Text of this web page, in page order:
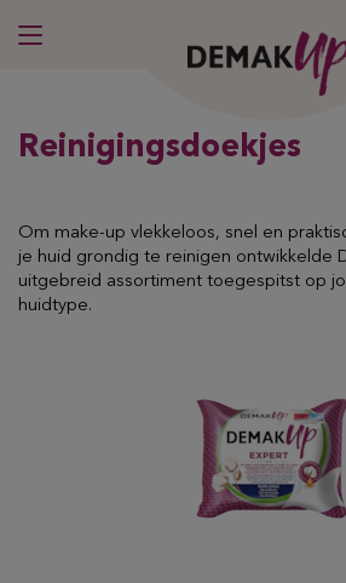
Reinigingsdoekjes
Om make-up vlekkeloos, snel en
je huid grondig te reinigen ontwikkelde
uitgebreid assortiment toegespitst op
huidtype.